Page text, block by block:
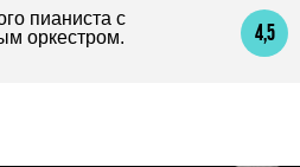
4,5
пианиста с
оркестром.